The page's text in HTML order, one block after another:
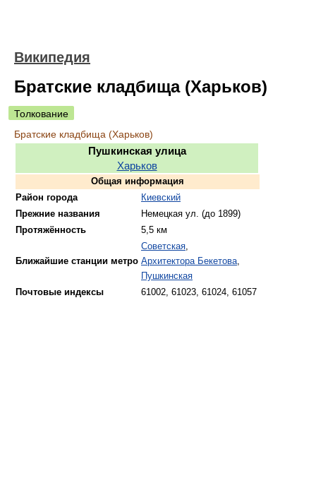
Википедия
Братские кладбища (Харьков)
Толкование
Братские кладбища (Харьков)
Пушкинская улица
Харьков
Общая информация
Район города
Киевский
Прежние названия
Немецкая ул. (до 1899)
Протяжённость
5,5 км
Ближайшие станции метро
Советская,
Архитектора Бекетова,
Пушкинская
Почтовые индексы
61002, 61023, 61024, 61057